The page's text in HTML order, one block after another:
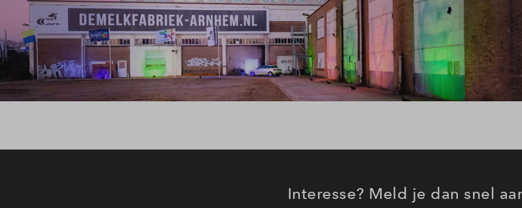
Interesse? Meld je dan snel